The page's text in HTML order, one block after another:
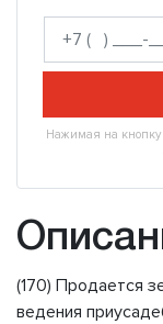
Нажимая на кнопку
(170) Продается
ведения